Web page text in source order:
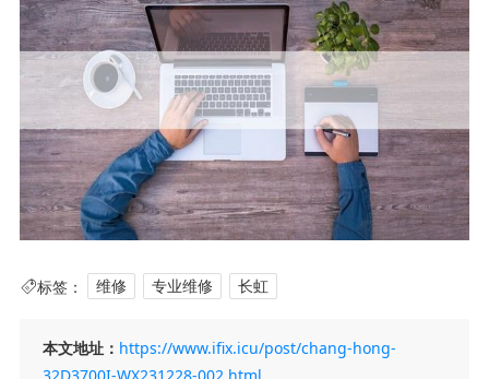
标签： 维修 专业维修 长虹
本文地址： https://www.ifix.icu/post/chang-hong-
32D3700I-WX231228-002.html